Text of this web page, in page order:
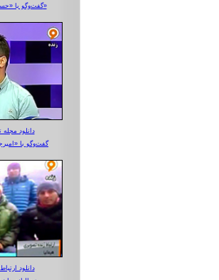
گفت‌وگو با «حسن‌گرامی»و«امیدآمحمدی»
دانلود مجله
گفت‌وگو با
دانلود